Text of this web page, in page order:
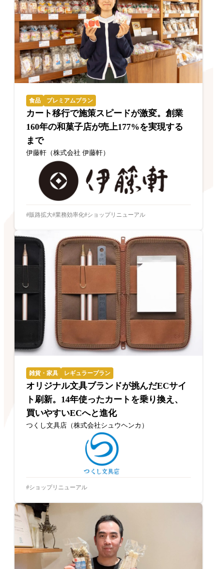
食品 プレミアムプラン
カート移行で施策スピードが激変。創業
160年の和菓子店が売上177%を実現する
まで
伊藤軒（株式会社 伊藤軒）
販路拡大 業務効率化 ショップリニューアル
雑貨・家具 レギュラープラン
オリジナル文具ブランドが挑んだECサイ
ト刷新。14年使ったカートを乗り換え、
買いやすいECへと進化
つくし文具店（株式会社シュウヘンカ）
ショップリニューアル